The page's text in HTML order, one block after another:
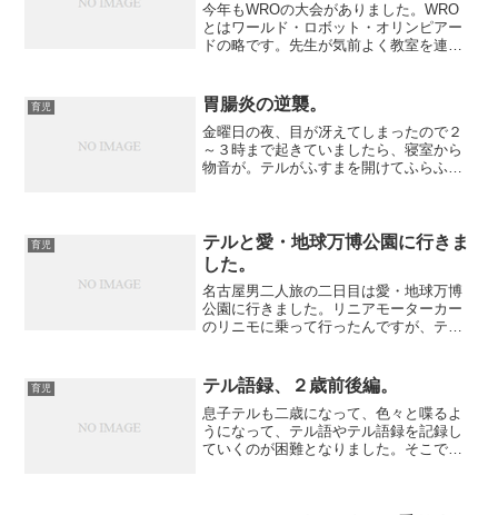
今年もWROの大会がありました。WRO
とはワールド・ロボット・オリンピアー
ドの略です。先生が気前よく教室を連日
ミングに励んでいました。WROは自律型
ロボットによる国際...
育児 胃腸炎の逆襲。
金曜日の夜、目が冴えてしまったので２
～３時まで起きていましたら、寝室から
物音が。テルがふすまを開けてふらふら
がそのままの形で出てきま...
育児
テルと愛・地球万博公園に行きま
した。
名古屋男二人旅の二日目は愛・地球万博
公園に行きました。リニアモーターカー
のリニモに乗って行ったんですが、テル
んでした。さすがに広い空間が多い。
From Fleeting...
育児 テル語録、２歳前後編。
息子テルも二歳になって、色々と喋るよ
うになって、テル語やテル語録を記録し
ていくのが困難となりました。そこで最